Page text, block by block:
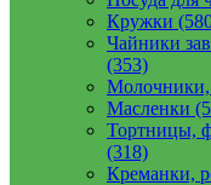
Кружки
Чайники
(353)
Молочники,
Масленки
Тортницы,
(318)
Креманки,